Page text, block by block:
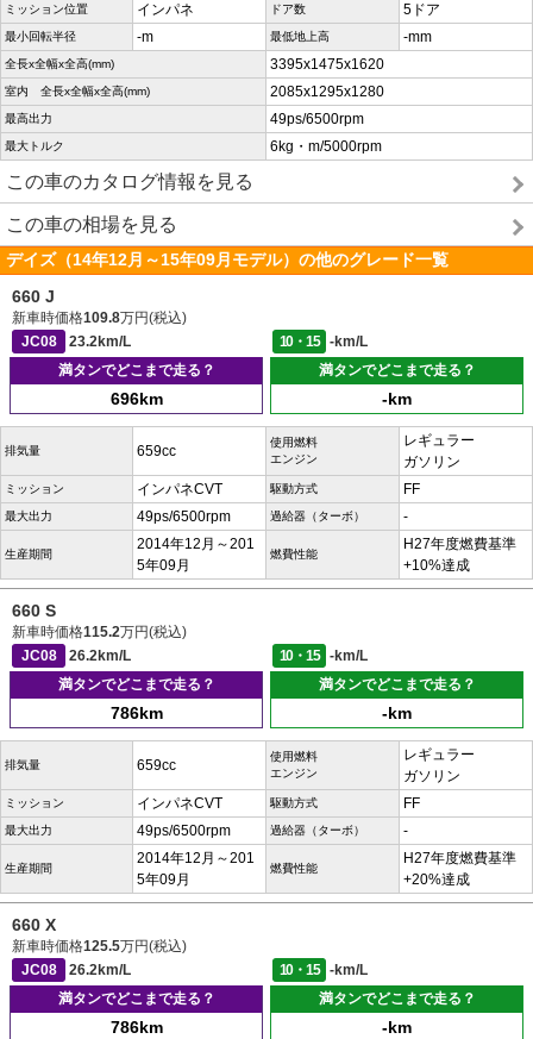
ミッション位置 インパネ ドア数 5ドア
最小回転半径 -m 最低地上高 -mm
全長x全幅x全高(mm) 3395x1475x1620
室内 全長x全幅x全高(mm) 2085x1295x1280
最高出力 49ps/6500rpm
最大トルク 6kg・m/5000rpm
この車のカタログ情報を見る
この車の相場を見る
デイズ（14年12月～15年09月モデル）の他のグレード一覧
660 J
新車時価格109.8万円(税込)
JC08
23.2km/L 10・15
-km/L
満タンでどこまで走る？
696km
満タンでどこまで走る？
-km
排気量 659cc
使用燃料
エンジン
レギュラー
ガソリン
ミッション インパネCVT 駆動方式 FF
最大出力 49ps/6500rpm 過給器（ターボ） -
生産期間
2014年12月～201
5年09月
燃費性能
H27年度燃費基準
+10%達成
660 S
新車時価格115.2万円(税込)
JC08
26.2km/L 10・15
-km/L
満タンでどこまで走る？
786km
満タンでどこまで走る？
-km
排気量 659cc
使用燃料
エンジン
レギュラー
ガソリン
ミッション インパネCVT 駆動方式 FF
最大出力 49ps/6500rpm 過給器（ターボ） -
生産期間
2014年12月～201
5年09月
燃費性能
H27年度燃費基準
+20%達成
660 X
新車時価格125.5万円(税込)
JC08
26.2km/L 10・15
-km/L
満タンでどこまで走る？
786km
満タンでどこまで走る？
-km